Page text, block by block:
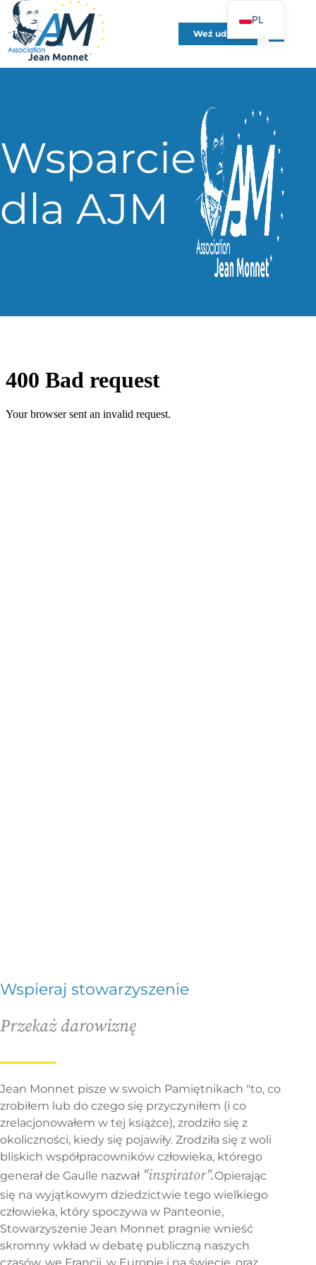
Weź udział
Wsparcie
dla AJM
Wspieraj stowarzyszenie
Przekaż darowiznę
Jean Monnet pisze w swoich Pamiętnikach "to, co
zrobiłem lub do czego się przyczyniłem (i co
zrelacjonowałem w tej książce), zrodziło się z
okoliczności, kiedy się pojawiły. Zrodziła się z woli
bliskich współpracowników człowieka, którego
generał de Gaulle nazwał "inspirator".Opierając
się na wyjątkowym dziedzictwie tego wielkiego
człowieka, który spoczywa w Panteonie,
Stowarzyszenie Jean Monnet pragnie wnieść
skromny wkład w debatę publiczną naszych
PL
FR
EN
ES
PT
UK